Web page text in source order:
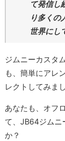
て発信し
り多くの
世界にし
ジムニーカスタ
も、簡単にアレ
レクトしてみまし
あなたも、オフ
て、JB64ジムニ
か？